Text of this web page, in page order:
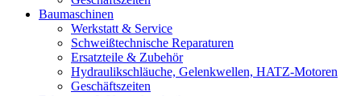
Baumaschinen
Werkstatt & Service
Schweißtechnische Reparaturen
Ersatzteile & Zubehör
Hydraulikschläuche, Gelenkwellen, HATZ-Motoren
Geschäftszeiten